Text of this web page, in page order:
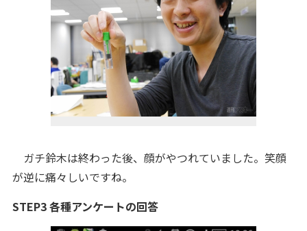
ガチ鈴木は終わった後、顔がやつれていました。笑顔
が逆に痛々しいですね。
STEP3 各種アンケートの回答